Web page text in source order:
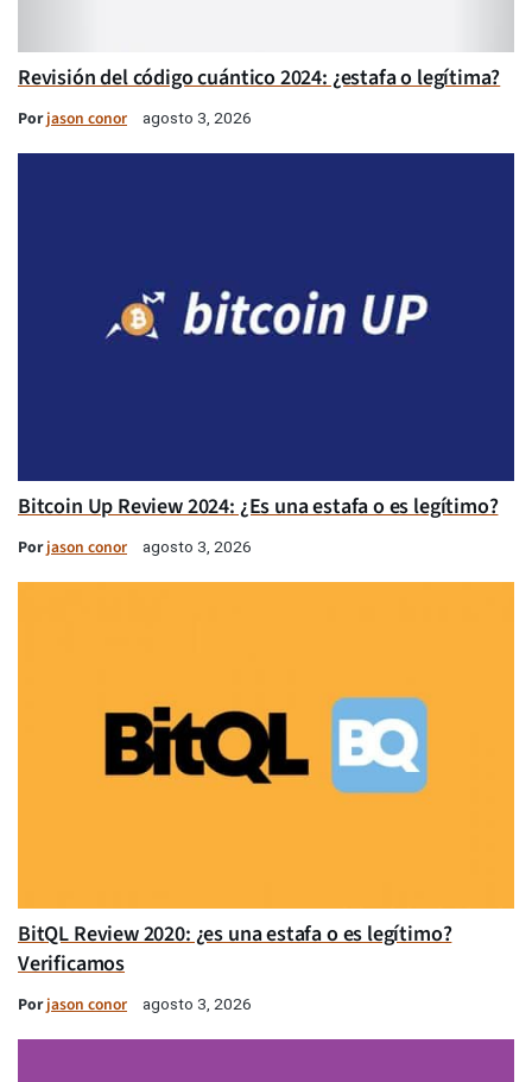
Revisión del código cuántico 2024: ¿estafa o legítima?
Porjason conor agosto 3, 2026
Bitcoin Up Review 2024: ¿Es una estafa o es legítimo?
Porjason conor agosto 3, 2026
BitQL Review 2020: ¿es una estafa o es legítimo?
Verificamos
Porjason conor agosto 3, 2026